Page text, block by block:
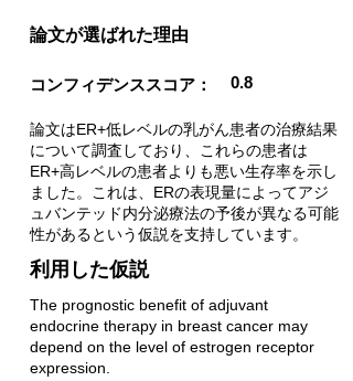
​論文が選ばれた理由
コンフィデンススコア： 0.8
論文はER+低レベルの乳がん患者の治療結果
について調査しており、これらの患者は
ER+高レベルの患者よりも悪い生存率を示し
ました。これは、ERの表現量によってアジ
ュバンテッド内分泌療法の予後が異なる可能
性があるという仮説を支持しています。
利用した仮説
The prognostic benefit of adjuvant
endocrine therapy in breast cancer may
depend on the level of estrogen receptor
expression.